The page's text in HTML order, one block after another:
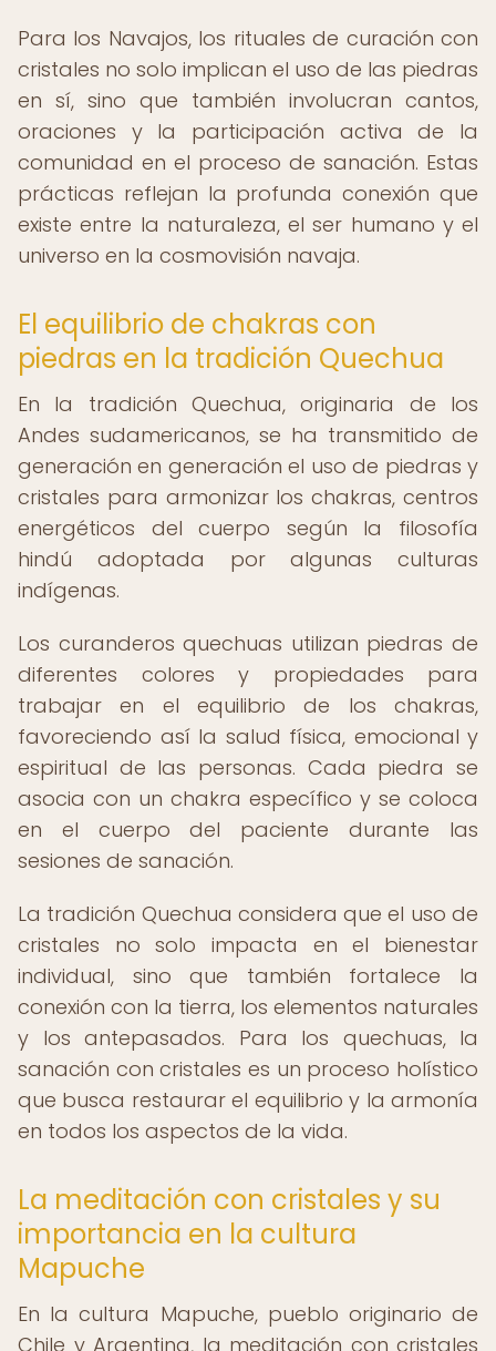
Para los Navajos, los rituales de curación con
cristales no solo implican el uso de las piedras
en sí, sino que también involucran cantos,
oraciones y la participación activa de la
comunidad en el proceso de sanación. Estas
prácticas reflejan la profunda conexión que
existe entre la naturaleza, el ser humano y el
universo en la cosmovisión navaja.
El equilibrio de chakras con
piedras en la tradición Quechua
En la tradición Quechua, originaria de los
Andes sudamericanos, se ha transmitido de
generación en generación el uso de piedras y
cristales para armonizar los chakras, centros
energéticos del cuerpo según la filosofía
hindú adoptada por algunas culturas
indígenas.
Los curanderos quechuas utilizan piedras de
diferentes colores y propiedades para
trabajar en el equilibrio de los chakras,
favoreciendo así la salud física, emocional y
espiritual de las personas. Cada piedra se
asocia con un chakra específico y se coloca
en el cuerpo del paciente durante las
sesiones de sanación.
La tradición Quechua considera que el uso de
cristales no solo impacta en el bienestar
individual, sino que también fortalece la
conexión con la tierra, los elementos naturales
y los antepasados. Para los quechuas, la
sanación con cristales es un proceso holístico
que busca restaurar el equilibrio y la armonía
en todos los aspectos de la vida.
La meditación con cristales y su
importancia en la cultura
Mapuche
En la cultura Mapuche, pueblo originario de
Chile y Argentina, la meditación con cristales